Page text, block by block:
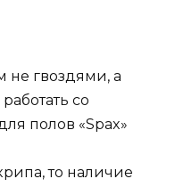
не гвоздями, а
со
полов «Spax»
то наличие